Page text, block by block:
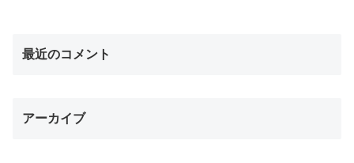
最近のコメント
アーカイブ